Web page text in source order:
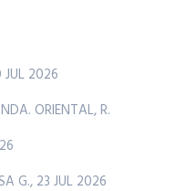
JUL 2026
ORIENTAL, R.
G., 23 JUL 2026